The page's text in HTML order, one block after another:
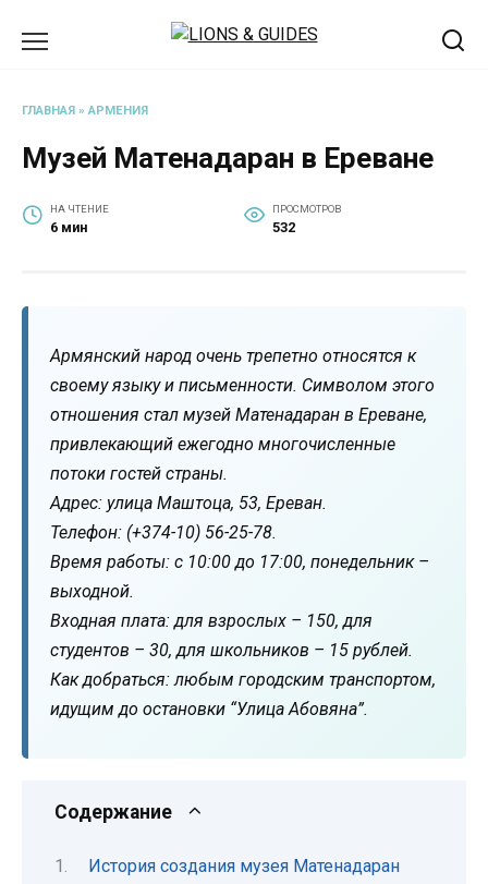
ГЛАВНАЯ »АРМЕНИЯ
Музей Матенадаран в Ереване
НА ЧТЕНИЕ
6 мин
ПРОСМОТРОВ
532
Армянский народ очень трепетно относятся к
своему языку и письменности. Символом этого
отношения стал музей Матенадаран в Ереване,
привлекающий ежегодно многочисленные
потоки гостей страны.
Адрес: улица Маштоца, 53, Ереван.
Телефон: (+374-10) 56-25-78.
Время работы: с 10:00 до 17:00, понедельник –
выходной.
Входная плата: для взрослых – 150, для
студентов – 30, для школьников – 15 рублей.
Как добраться: любым городским транспортом,
идущим до остановки “Улица Абовяна”.
Содержание
История создания музея Матенадаран